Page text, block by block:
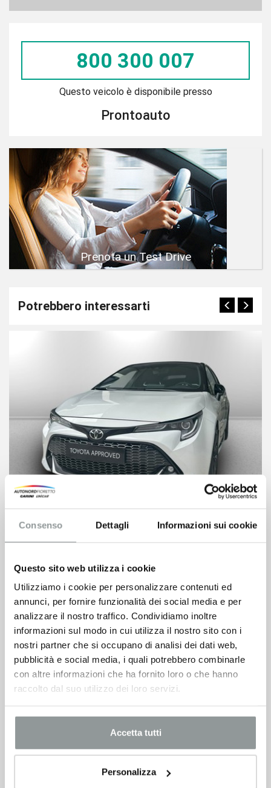
Consenso Dettagli Informazioni sui cookie
Questo sito web utilizza i cookie
Utilizziamo i cookie per personalizzare contenuti ed
annunci, per fornire funzionalità dei social media e per
analizzare il nostro traffico. Condividiamo inoltre
informazioni sul modo in cui utilizza il nostro sito con i
nostri partner che si occupano di analisi dei dati web,
pubblicità e social media, i quali potrebbero combinarle
con altre informazioni che ha fornito loro o che hanno
raccolto dal suo utilizzo dei loro servizi.
Accetta tutti
Personalizza
800 300 007
Questo veicolo è disponibile presso
Prontoauto
Prenota un Test Drive
Potrebbero interessarti
VEDI SCHEDA